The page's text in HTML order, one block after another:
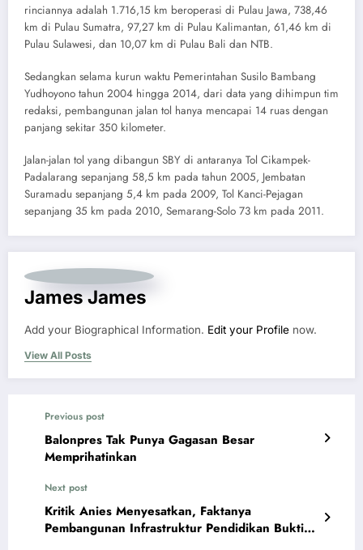
rinciannya adalah 1.716,15 km beroperasi di Pulau Jawa, 738,46
km di Pulau Sumatra, 97,27 km di Pulau Kalimantan, 61,46 km di
Pulau Sulawesi, dan 10,07 km di Pulau Bali dan NTB.
Sedangkan selama kurun waktu Pemerintahan Susilo Bambang
Yudhoyono tahun 2004 hingga 2014, dari data yang dihimpun tim
redaksi, pembangunan jalan tol hanya mencapai 14 ruas dengan
panjang sekitar 350 kilometer.
Jalan-jalan tol yang dibangun SBY di antaranya Tol Cikampek-
Padalarang sepanjang 58,5 km pada tahun 2005, Jembatan
Suramadu sepanjang 5,4 km pada 2009, Tol Kanci-Pejagan
sepanjang 35 km pada 2010, Semarang-Solo 73 km pada 2011.
James James
Add your Biographical Information. Edit your Profile now.
View All Posts
Previous post
Balonpres Tak Punya Gagasan Besar
Memprihatinkan
Next post
Kritik Anies Menyesatkan, Faktanya
Pembangunan Infrastruktur Pendidikan Bukti